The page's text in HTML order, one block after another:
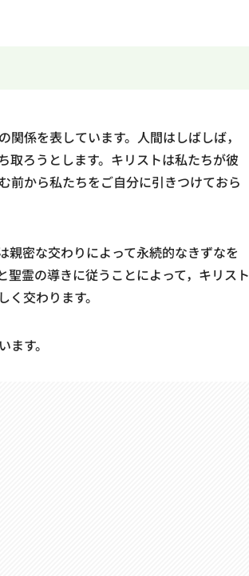
係を表しています。人間はしばしば，
取ろうとします。キリストは私たちが彼
前から私たちをご自分に引きつけておら
密な交わりによって永続的なきずなを
霊の導きに従うことによって，キリスト
交わります。
す。